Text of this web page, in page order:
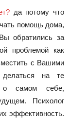
да потому что
помощь дома,
обратились за
проблемой как
с Вашими
на те
о самом себе,
Психолог
эффективность.